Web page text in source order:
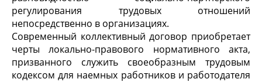
регулирования трудовых отношений
непосредственно в организациях.
Современный коллективный договор приобретает
черты локально-правового нормативного акта,
призванного служить своеобразным трудовым
кодексом для наемных работников и работодателя